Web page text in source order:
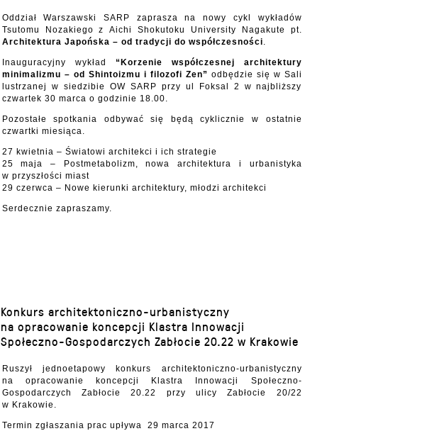
Oddział Warszawski SARP zaprasza na nowy cykl wykładów
Tsutomu Nozakiego z Aichi Shokutoku University Nagakute pt.
Architektura Japońska – od tradycji do współczesności.
Inauguracyjny wykład “Korzenie współczesnej architektury
minimalizmu – od Shintoizmu i filozofi Zen” odbędzie się w Sali
lustrzanej w siedzibie OW SARP przy ul Foksal 2 w najbliższy
czwartek 30 marca o godzinie 18.00.
Pozostałe spotkania odbywać się będą cyklicznie w ostatnie
czwartki miesiąca.
27 kwietnia – Światowi architekci i ich strategie
25 maja – Postmetabolizm, nowa architektura i urbanistyka
w przyszłości miast
29 czerwca – Nowe kierunki architektury, młodzi architekci
Serdecznie zapraszamy.
Konkurs architektoniczno-urbanistyczny
na opracowanie koncepcji Klastra Innowacji
Społeczno-Gospodarczych Zabłocie 20.22 w Krakowie
Ruszył jednoetapowy konkurs architektoniczno-urbanistyczny
na opracowanie koncepcji Klastra Innowacji Społeczno-
Gospodarczych Zabłocie 20.22 przy ulicy Zabłocie 20/22
w Krakowie.
Termin zgłaszania prac upływa 29 marca 2017